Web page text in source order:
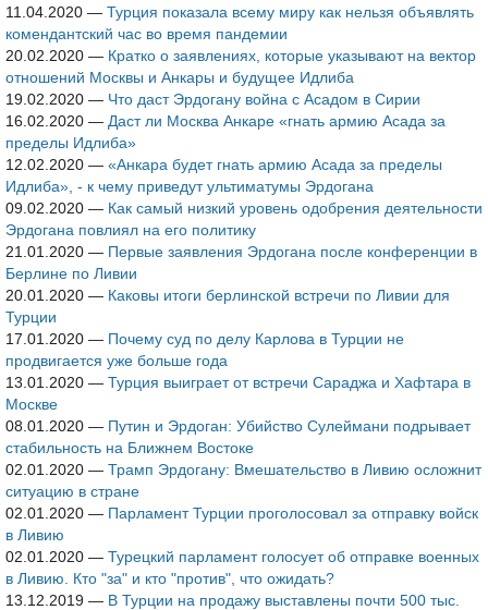
11.04.2020 — Турция показала всему миру как нельзя объявлять
комендантский час во время пандемии
20.02.2020 — Кратко о заявлениях, которые указывают на вектор
отношений Москвы и Анкары и будущее Идлиба
19.02.2020 — Что даст Эрдогану война с Асадом в Сирии
16.02.2020 — Даст ли Москва Анкаре «гнать армию Асада за
пределы Идлиба»
12.02.2020 — «Анкара будет гнать армию Асада за пределы
Идлиба», - к чему приведут ультиматумы Эрдогана
09.02.2020 — Как самый низкий уровень одобрения деятельности
Эрдогана повлиял на его политику
21.01.2020 — Первые заявления Эрдогана после конференции в
Берлине по Ливии
20.01.2020 — Каковы итоги берлинской встречи по Ливии для
Турции
17.01.2020 — Почему суд по делу Карлова в Турции не
продвигается уже больше года
13.01.2020 — Турция выиграет от встречи Сараджа и Хафтара в
Москве
08.01.2020 — Путин и Эрдоган: Убийство Сулеймани подрывает
стабильность на Ближнем Востоке
02.01.2020 — Трамп Эрдогану: Вмешательство в Ливию осложнит
ситуацию в стране
02.01.2020 — Парламент Турции проголосовал за отправку войск
в Ливию
02.01.2020 — Турецкий парламент голосует об отправке военных
в Ливию. Кто "за" и кто "против", что ожидать?
13.12.2019 — В Турции на продажу выставлены почти 500 тыс.